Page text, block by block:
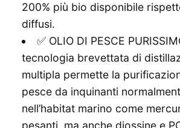
200% più bio disponibile
diffusi.
✅ OLIO DI PESCE
tecnologia brevettata di
multipla permette la
pesce da inquinanti
nell’habitat marino come
pesanti, ma anche diossine e